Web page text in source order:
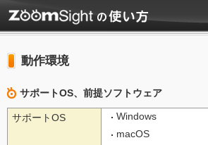
動作環境
サポートOS、前提ソフトウェア
サポートOS
Windows
macOS